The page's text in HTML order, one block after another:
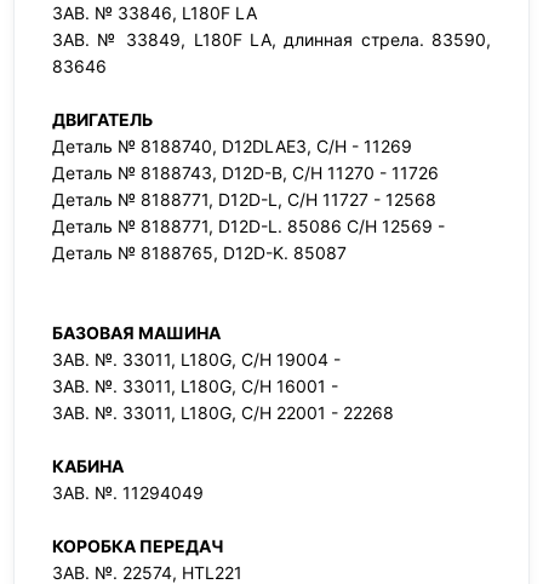
ЗАВ. № 33846, L180F LA
ЗАВ. № 33849, L180F LA, длинная стрела. 83590,
83646
ДВИГАТЕЛЬ
Деталь № 8188740, D12DLAE3, С/Н - 11269
Деталь № 8188743, D12D-B, С/Н 11270 - 11726
Деталь № 8188771, D12D-L, С/Н 11727 - 12568
Деталь № 8188771, D12D-L. 85086 С/Н 12569 -
Деталь № 8188765, D12D-K. 85087
БАЗОВАЯ МАШИНА
ЗАВ. №. 33011, L180G, С/Н 19004 -
ЗАВ. №. 33011, L180G, С/Н 16001 -
ЗАВ. №. 33011, L180G, С/Н 22001 - 22268
КАБИНА
ЗАВ. №. 11294049
КОРОБКА ПЕРЕДАЧ
ЗАВ. №. 22574, HTL221